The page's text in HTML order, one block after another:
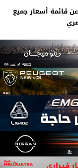
قائمة أسعار جميع